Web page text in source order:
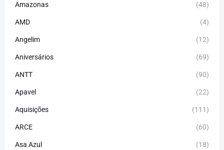
Amazonas (48)
AMD (4)
Angelim (12)
Aniversários (69)
ANTT (90)
Apavel (22)
Aquisições (111)
ARCE (60)
Asa Azul (18)